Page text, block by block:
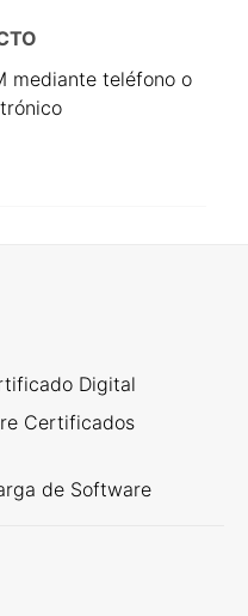
mediante teléfono o
Digital
Certificados
de Software